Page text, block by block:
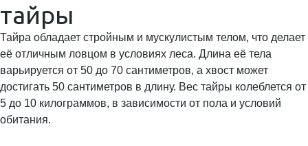
тайры
Тайра обладает стройным и мускулистым телом, что делает
её отличным ловцом в условиях леса. Длина её тела
варьируется от 50 до 70 сантиметров, а хвост может
достигать 50 сантиметров в длину. Вес тайры колеблется от
5 до 10 килограммов, в зависимости от пола и условий
обитания.